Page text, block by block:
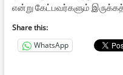
என்று கேட்பவர்களும்
Share this:
WhatsApp